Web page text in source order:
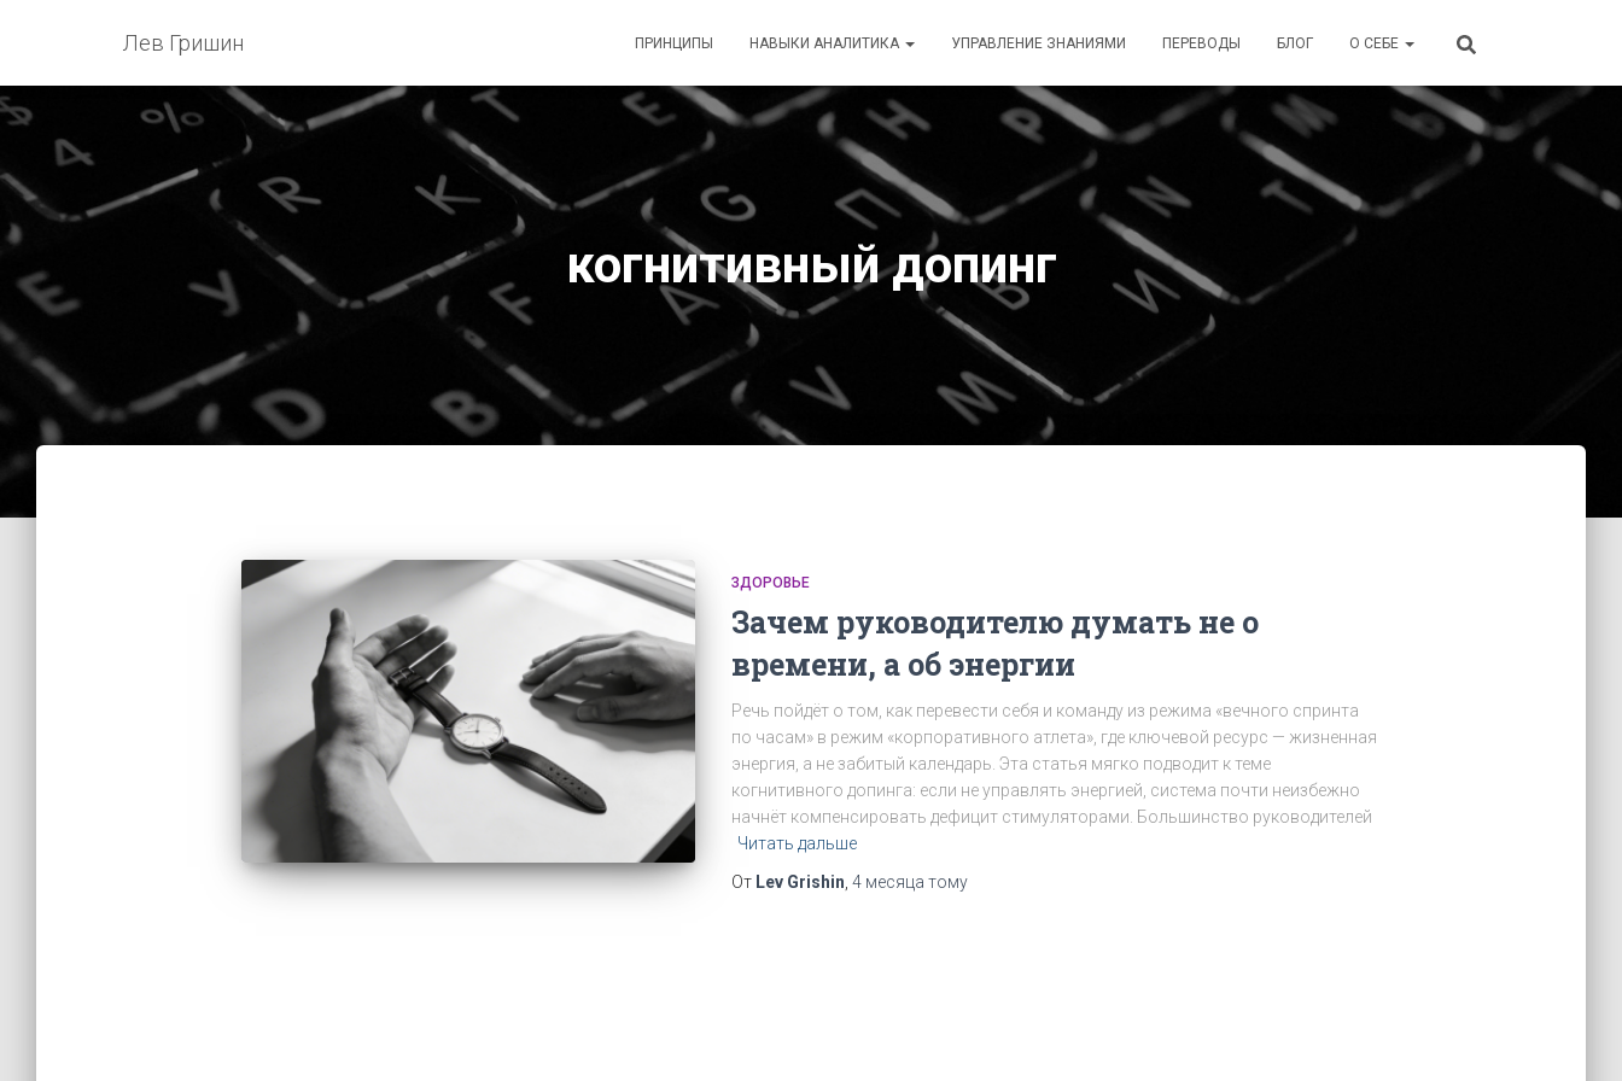
Лев Гришин ПРИНЦИПЫ НАВЫКИ АНАЛИТИКА УПРАВЛЕНИЕ ЗНАНИЯМИ ПЕРЕВОДЫ БЛОГ О СЕБЕ
когнитивный допинг
ЗДОРОВЬЕ
Зачем руководителю думать не о
времени, а об энергии
Речь пойдёт о том, как перевести себя и команду из режима «вечного спринта
по часам» в режим «корпоративного атлета», где ключевой ресурс — жизненная
энергия, а не забитый календарь. Эта статья мягко подводит к теме
когнитивного допинга: если не управлять энергией, система почти неизбежно
начнёт компенсировать дефицит стимуляторами. Большинство руководителей
Читать дальше
От Lev Grishin 4 месяца тому